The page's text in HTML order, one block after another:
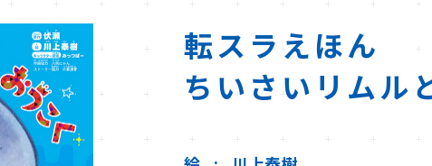
転スラえほん
ちいさいリムル